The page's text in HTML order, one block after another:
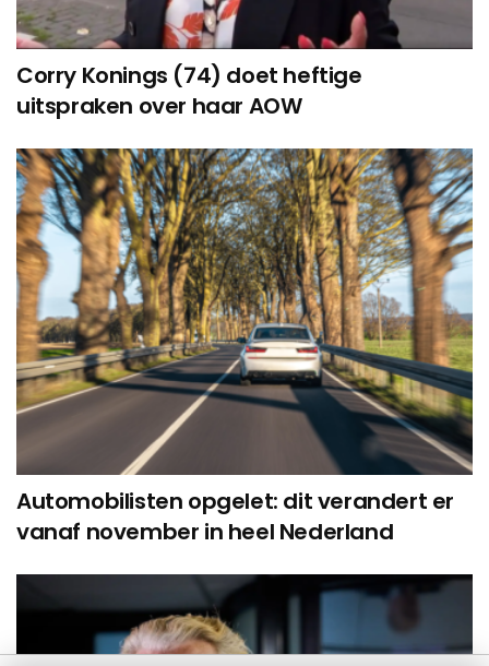
Corry Konings (74) doet heftige
uitspraken over haar AOW
Automobilisten opgelet: dit verandert er
vanaf november in heel Nederland